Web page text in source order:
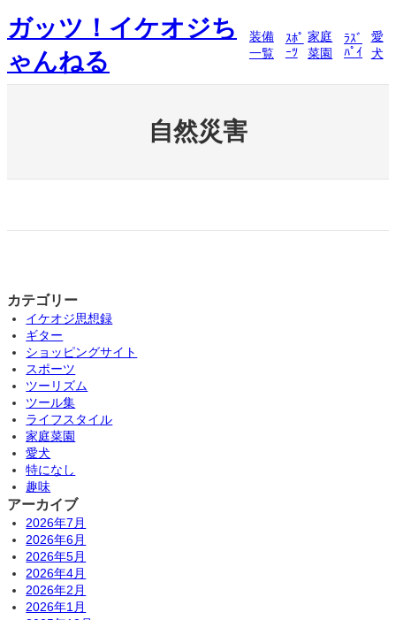
容
ス
キ
ガッツ！イケオジち
ゃんねる
装備
一覧
ｽﾎﾟ
ｰﾂ
家庭
菜園
ﾗｽﾞ
ﾊﾟｲ
愛
犬
自然災害
カテゴリー
イケオジ思想録
ギター
ショッピングサイト
スポーツ
ツーリズム
ツール集
ライフスタイル
家庭菜園
愛犬
特になし
趣味
アーカイブ
2026年7月
2026年6月
2026年5月
2026年4月
2026年2月
2026年1月